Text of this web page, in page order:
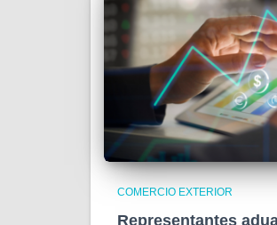
COMERCIO EXTERIOR
Representantes